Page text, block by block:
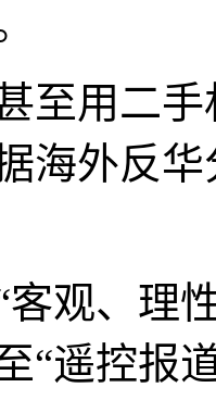
用二手
海外反
、理性
“遥控报